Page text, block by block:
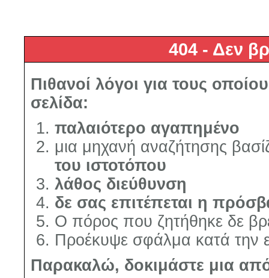
404 - Δεν
Πιθανοί λόγοι για τους
σελίδα:
παλαιότερο αγαπημένο
μια μηχανή αναζήτησης
του ιστοτόπου
λάθος διεύθυνση
δε σας επιτέπεται η
Ο πόρος που ζητήθηκε δε
Προέκυψε σφάλμα κατά την
Παρακαλώ, δοκιμάστε μια